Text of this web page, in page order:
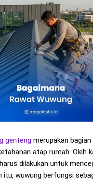
genteng merupakan
atap rumah. Oleh
dilakukan untuk
itu, wuwung berfungsi